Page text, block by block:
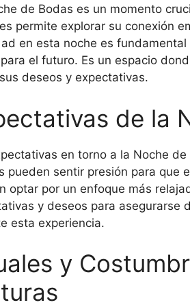
de Bodas es un momento
permite explorar su conexión
en esta noche es
el futuro. Es un espacio
deseos y expectativas.
de la
en torno a la Noche
pueden sentir presión para que
optar por un enfoque más
y deseos para asegurarse
esta experiencia.
y